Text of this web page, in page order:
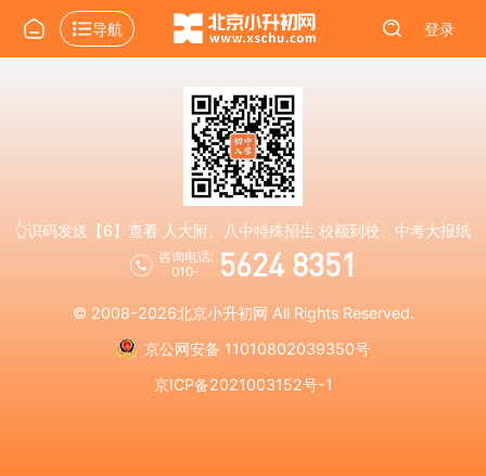
导航 登录
👆识码发送【6】查看 人大附、八中特殊招生 校额到校、中考大报纸
咨询电话:
010-
5624 8351
© 2008-2026北京小升初网 All Rights Reserved.
京公网安备 11010802039350号
京ICP备2021003152号-1